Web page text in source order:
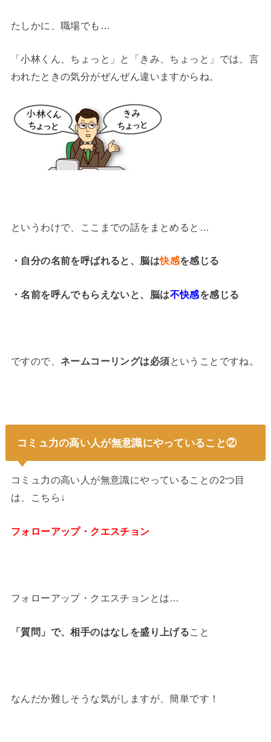
たしかに、職場でも…
「小林くん、ちょっと」と「きみ、ちょっと」では、言
われたときの気分がぜんぜん違いますからね。
というわけで、ここまでの話をまとめると…
・自分の名前を呼ばれると、脳は快感を感じる
・名前を呼んでもらえないと、脳は不快感を感じる
ですので、 ネームコーリングは必須ということですね。
コミュ力の高い人が無意識にやっていること②
コミュ力の高い人が無意識にやっていることの2つ目
は、こちら↓
フォローアップ・クエスチョン
フォローアップ・クエスチョンとは…
「質問」で、相手のはなしを盛り上げる こと
なんだか難しそうな気がしますが、簡単です！